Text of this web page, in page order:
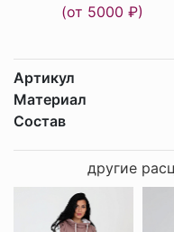
(от 5000 ₽)
Артикул
Материал
Состав
другие